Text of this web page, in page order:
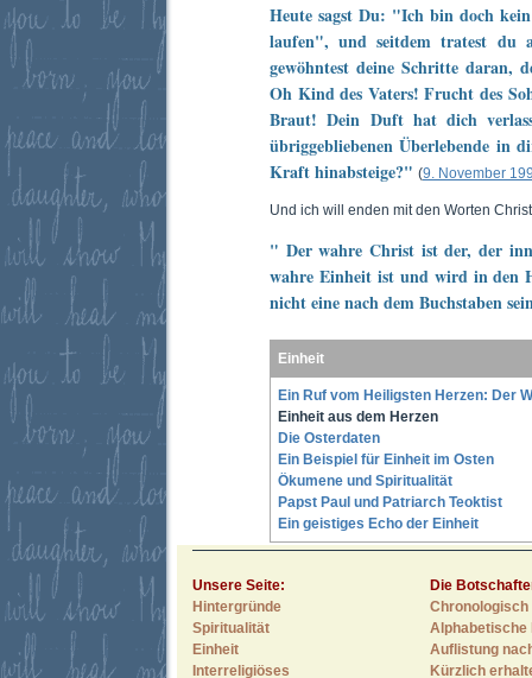
Heute sagst Du: "Ich bin doch
laufen", und seitdem tratest du
gewöhntest deine Schritte daran,
Oh Kind des Vaters! Frucht des
Braut! Dein Duft hat dich
übriggebliebenen Überlebende in
Kraft hinabsteige?" (9. November
Und ich will enden mit den Worten
" Der wahre Christ ist der, der
wahre Einheit ist und wird in den
nicht eine nach dem Buchstaben
Einheit
Ein Ruf vom Heiligsten Herzen: Der
Einheit aus dem Herzen
Die Osterdaten
Ein Beispiel für Einheit im Osten
Ökumene und Spiritualität
Papst Paul und Patriarch Teoktist
Ein geistiges Echo der Einheit
Unsere Seite:
Hintergründe
Spiritualität
Einheit
Interreligiöses
Die
Alphabetische
Auflistung
Kürzlich